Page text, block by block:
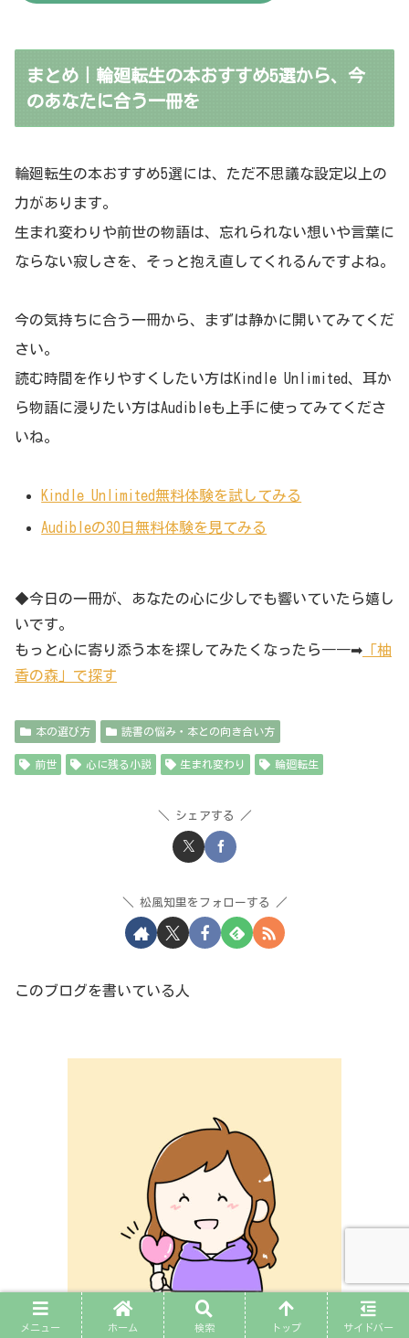
まとめ｜輪廻転生の本おすすめ5選から、今
のあなたに合う一冊を
輪廻転生の本おすすめ5選には、ただ不思議な設定以上の
力があります。
生まれ変わりや前世の物語は、忘れられない想いや言葉に
ならない寂しさを、そっと抱え直してくれるんですよね。
今の気持ちに合う一冊から、まずは静かに開いてみてくだ
さい。
読む時間を作りやすくしたい方はKindle Unlimited、耳か
ら物語に浸りたい方はAudibleも上手に使ってみてくださ
いね。
Kindle Unlimited無料体験を試してみる
Audibleの30日無料体験を見てみる
◆今日の一冊が、あなたの心に少しでも響いていたら嬉し
いです。
もっと心に寄り添う本を探してみたくなったら――➡ 「柚
香の森」で探す
本の選び方 読書の悩み・本との向き合い方
前世 心に残る小説 生まれ変わり 輪廻転生
シェアする
松風知里をフォローする
このブログを書いている人
メニュー ホーム 検索 トップ サイドバー